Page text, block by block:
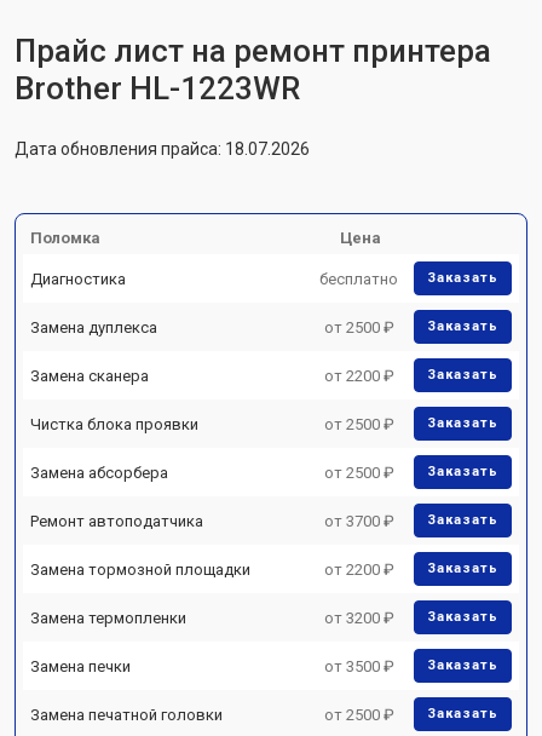
Прайс лист на ремонт принтера
Brother HL-1223WR
Дата обновления прайса: 18.07.2026
Поломка Цена
Диагностика бесплатно Заказать
Замена дуплекса от 2500 ₽ Заказать
Замена сканера от 2200 ₽ Заказать
Чистка блока проявки от 2500 ₽ Заказать
Замена абсорбера от 2500 ₽ Заказать
Ремонт автоподатчика от 3700 ₽ Заказать
Замена тормозной площадки от 2200 ₽ Заказать
Замена термопленки от 3200 ₽ Заказать
Замена печки от 3500 ₽ Заказать
Замена печатной головки от 2500 ₽ Заказать